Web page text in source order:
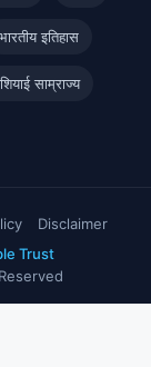
भारतीय इतिहास
साम्राज्य
Disclaimer
Trust